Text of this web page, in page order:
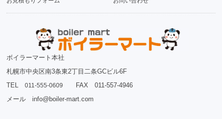
ボイラーマート本社
札幌市中央区南3条東2丁目二条GCビル6F
TEL011-555-0609
FAX 011-557-4946
メール info@boiler-mart.com